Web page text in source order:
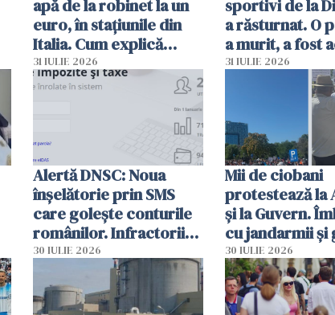
apă de la robinet la un
euro, în stațiunile din
Italia. Cum explică
autoritățile
31 IULIE 2026
sportivi de la
a răsturnat. O
a murit, a fost
planul roșu de
31 IULIE 2026
Alertă DNSC: Noua
înșelătorie prin SMS
care golește conturile
românilor. Infractorii
folosesc numele
Ghișeul.ro și al Poliției
Române
30 IULIE 2026
Mii de ciobani
protestează la
și la Guvern.
cu jandarmii și
lacrimogene
30 IULIE 2026